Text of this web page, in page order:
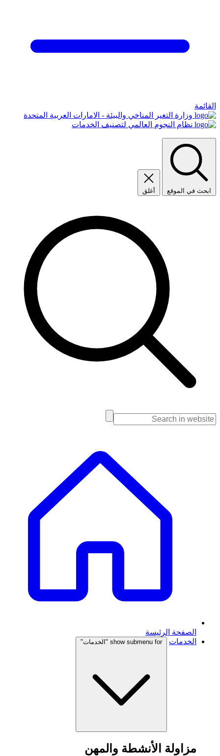
القائمة
وزارة التغير المناخي والبيئة - الامارات العربية المتحدة
نظام النجوم العالمي لتصنيف الخدمات
ابحث في الموقع أغلق
الصفحة الرئيسة
الخدمات
show submenu for "الخدمات"
مزاولة الأنشطة والمهن